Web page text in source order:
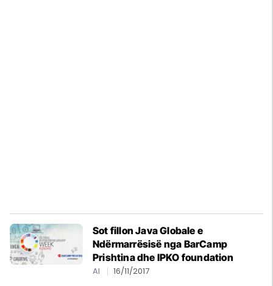
Sot fillon Java Globale e
Ndërmarrësisë nga BarCamp
Prishtina dhe IPKO foundation
AI 16/11/2017